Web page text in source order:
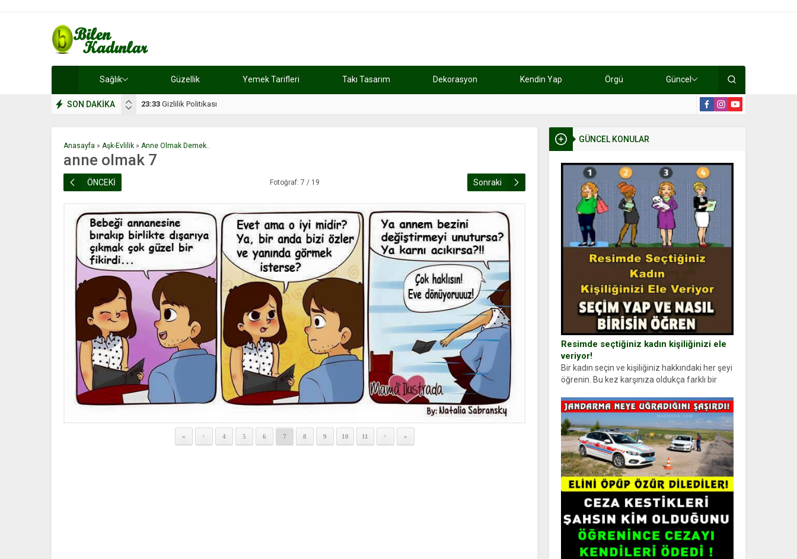
Sağlık Güzellik Yemek Tarifleri Takı Tasarım Dekorasyon Kendin Yap Örgü Güncel
SON DAKİKA 17:08 Dilan, düğününe 5 gün kala hayatını kaybetti
GÜNCEL KONULAR
Resimde seçtiğiniz kadın kişiliğinizi ele
veriyor!
Bir kadın seçin ve kişiliğiniz hakkındaki her şeyi
öğrenin. Bu kez karşınıza oldukça farklı bir
kadın figürlerinden dikkatinizi en...
Anasayfa » Aşk-Evlilik » Anne Olmak Demek..
anne olmak 7
ÖNCEKİ Fotoğraf: 7 / 19 Sonraki
« < 4 5 6 7 8 9 10 11 > »